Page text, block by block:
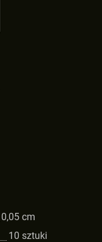
0,05 cm
10 sztuki